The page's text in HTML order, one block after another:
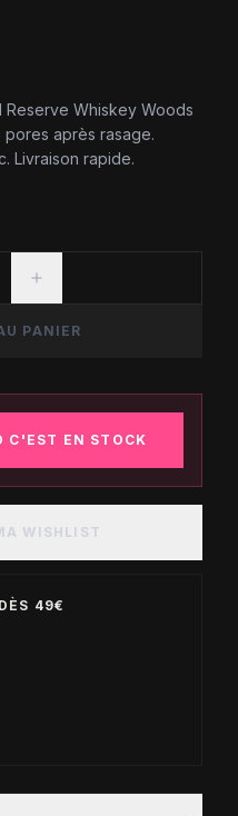
Reserve Whiskey Woods
pores après rasage.
Livraison rapide.
PANIER
C'EST EN STOCK
WISHLIST
49€